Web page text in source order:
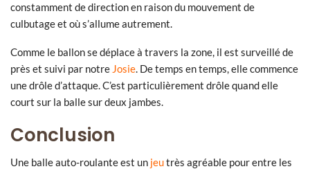
constamment de direction en raison du mouvement de
culbutage et où s’allume autrement.
Comme le ballon se déplace à travers la zone, il est surveillé de
près et suivi par notre Josie. De temps en temps, elle commence
une drôle d’attaque. C’est particulièrement drôle quand elle
court sur la balle sur deux jambes.
Conclusion
Une balle auto-roulante est un jeutrès agréable pour entre les